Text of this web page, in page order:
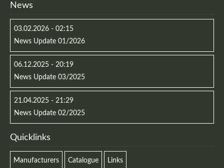
News
03.02.2026 - 02:15
News Update 01/2026
06.12.2025 - 20:19
News Update 03/2025
21.04.2025 - 21:29
News Update 02/2025
Quicklinks
Manufacturers Catalogue Links